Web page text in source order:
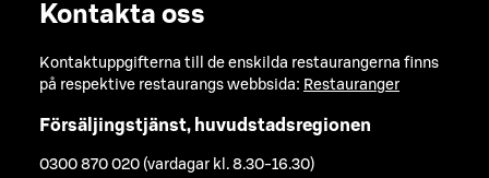
Kontakta oss
Kontaktuppgifterna till de enskilda restaurangerna finns
på respektive restaurangs webbsida: Restauranger
Försäljingstjänst, huvudstadsregionen
0300 870 020 (vardagar kl. 8.30-16.30)